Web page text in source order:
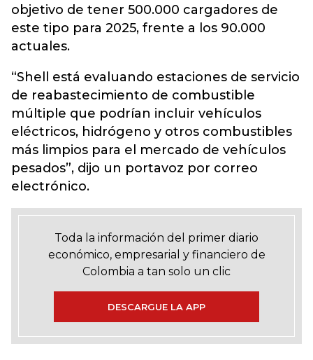
objetivo de tener 500.000 cargadores de
este tipo para 2025, frente a los 90.000
actuales.
“Shell está evaluando estaciones de servicio
de reabastecimiento de combustible
múltiple que podrían incluir vehículos
eléctricos, hidrógeno y otros combustibles
más limpios para el mercado de vehículos
pesados”, dijo un portavoz por correo
electrónico.
Toda la información del primer diario
económico, empresarial y financiero de
Colombia a tan solo un clic
DESCARGUE LA APP